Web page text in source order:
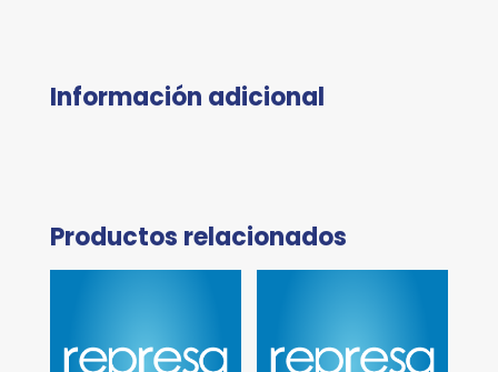
Información adicional
Productos relacionados